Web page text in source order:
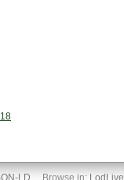
LD Browse in: LodLive